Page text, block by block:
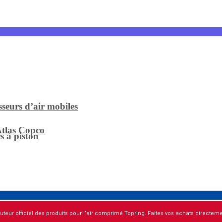
d’air mobiles
Copco
à piston
?
officiel des produits pour l’air comprimé Topring. Faites vos achats